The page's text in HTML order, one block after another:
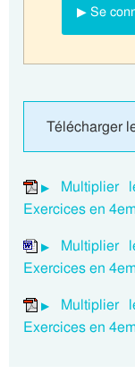
▶ Se
Télécharger
Multiplier
Exercices en
Multiplier
Exercices en
Multiplier
Exercices en